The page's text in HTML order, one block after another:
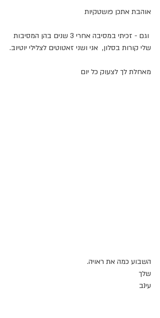
אוהבת אתכן פושטקיות
וגם - זכיתי במסיבה אחרי 3 שנים בהן המסיבות
שלי קורות בסלון,  אני ושני זאטוטים לצלילי יוטיוב.
מאחלת לך לצעוק כל יום
השבוע כמה את ראויה.
שלך
עינב